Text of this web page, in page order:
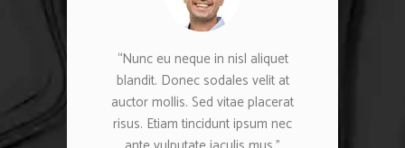
“Nunc eu neque in nisl aliquet
blandit. Donec sodales velit at
auctor mollis. Sed vitae placerat
risus. Etiam tincidunt ipsum nec